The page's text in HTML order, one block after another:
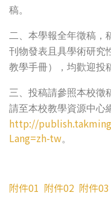
稿。
二、本學報全年徵稿，
刊物發表且具學術研究
教學手冊），均歡迎投
三、投稿請參照本校徵
請至本校教學資源中心
http://
Lang=zh-tw。
附件01 附件02 附件03